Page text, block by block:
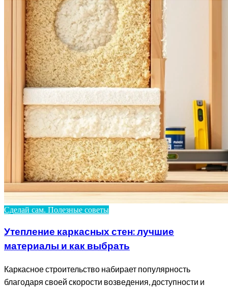
Сделай сам. Полезные советы
Утепление каркасных стен: лучшие
материалы и как выбрать
Каркасное строительство набирает популярность
благодаря своей скорости возведения, доступности и